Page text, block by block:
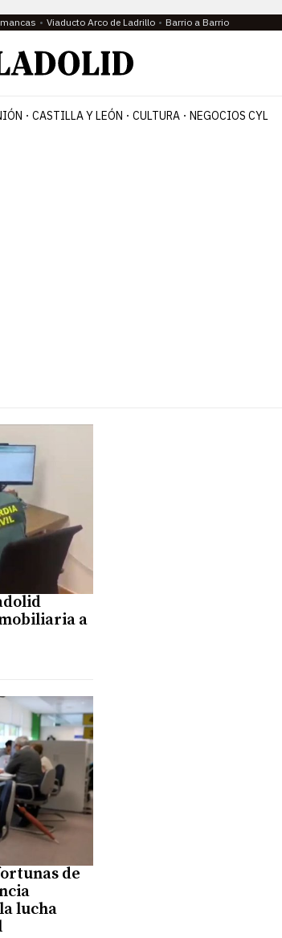
Viaducto Arco de Ladrillo Barrio a Barrio
CASTILLA Y LEÓN CULTURA NEGOCIOS CYL
a
de
lucha